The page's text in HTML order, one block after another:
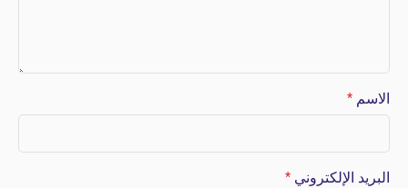
الاسم *
البريد الإلكتروني *